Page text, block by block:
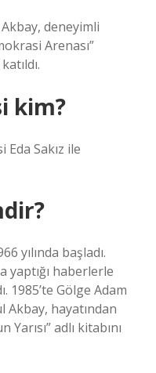
deneyimli
Arenası”
kim?
Eda Sakız ile
yılında başladı.
yaptığı haberlerle
1985’te Gölge Adam
Akbay, hayatından
adlı kitabını